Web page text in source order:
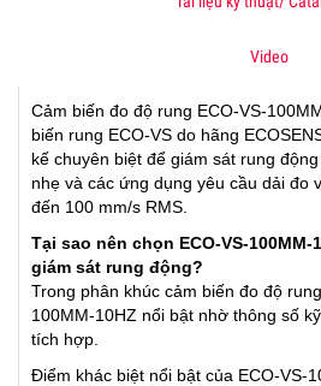
Video
​Cảm biến đo độ rung ECO-VS-
biến rung ECO-VS do hãng
kế chuyên biệt để giám sát rung
nhẹ và các ứng dụng yêu cầu dải đo
đến 100 mm/s RMS.
Tại sao nên chọn ECO-VS-
giám sát rung động?
Trong phân khúc cảm biến đo độ
100MM-10HZ nổi bật nhờ thông số
tích hợp.
Điểm khác biệt nổi bật của ECO-VS-